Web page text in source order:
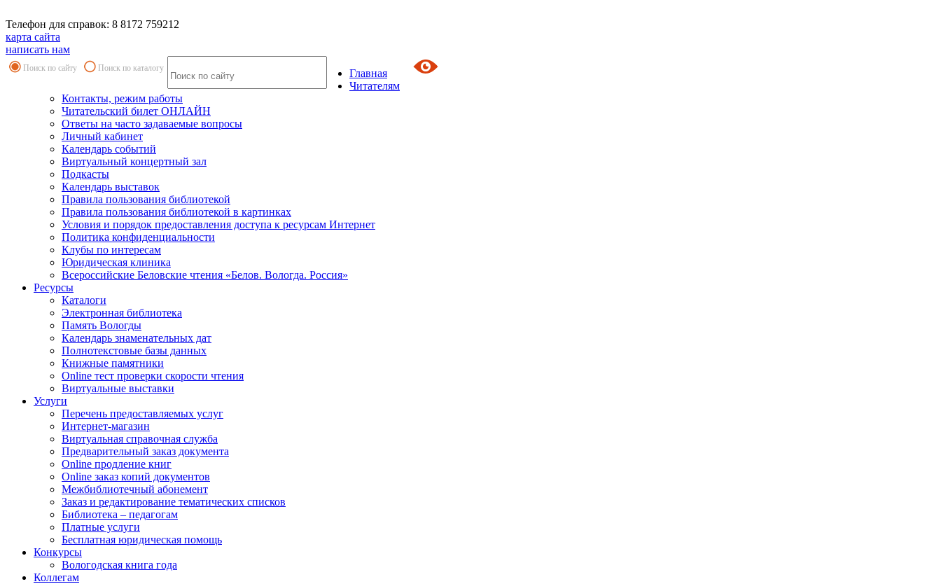
Телефон для справок: 8 8172 759212
карта сайта
написать нам
Поиск по сайту Поиск по каталогу
Главная
Читателям
Контакты, режим работы
Читательский билет ОНЛАЙН
Ответы на часто задаваемые вопросы
Личный кабинет
Календарь событий
Виртуальный концертный зал
Подкасты
Календарь выставок
Правила пользования библиотекой
Правила пользования библиотекой в картинках
Условия и порядок предоставления доступа к ресурсам Интернет
Политика конфиденциальности
Клубы по интересам
Юридическая клиника
Всероссийские Беловские чтения «Белов. Вологда. Россия»
Ресурсы
Каталоги
Электронная библиотека
Память Вологды
Календарь знаменательных дат
Полнотекстовые базы данных
Книжные памятники
Online тест проверки скорости чтения
Виртуальные выставки
Услуги
Перечень предоставляемых услуг
Интернет-магазин
Виртуальная справочная служба
Предварительный заказ документа
Online продление книг
Online заказ копий документов
Межбиблиотечный абонемент
Заказ и редактирование тематических списков
Библиотека – педагогам
Платные услуги
Бесплатная юридическая помощь
Конкурсы
Вологодская книга года
Коллегам